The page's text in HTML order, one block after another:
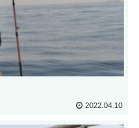
2022.04.10